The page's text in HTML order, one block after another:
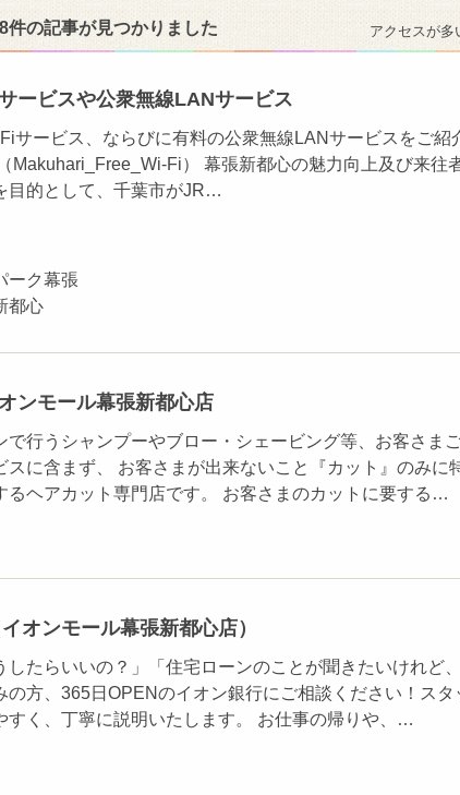
件の記事が見つかりました アクセスが多
ービスや公衆無線LANサービス
サービス、ならびに有料の公衆無線LANサービスをご紹
Makuhari_Free_Wi-Fi） 幕張新都心の魅力向上及び来往
目的として、千葉市がJR…
ーク幕張
都心
ンモール幕張新都心店
で行うシャンプーやブロー・シェービング等、お客さま
スに含まず、 お客さまが出来ないこと『カット』のみに
るヘアカット専門店です。 お客さまのカットに要する…
オンモール幕張新都心店）
したらいいの？」「住宅ローンのことが聞きたいけれど
方、365日OPENのイオン銀行にご相談ください！スタ
すく、丁寧に説明いたします。 お仕事の帰りや、…